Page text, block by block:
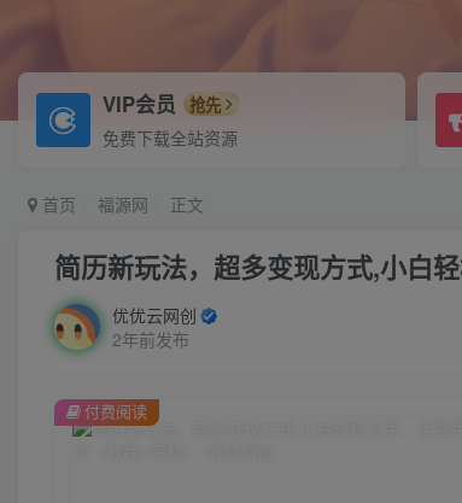
VIP会员 抢先
免费下载全站资源
首页 福源网 正文
简历新玩法，超多变现方式,小白
优优云网创
2年前发布
付费阅读